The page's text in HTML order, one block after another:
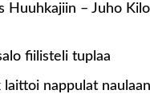
Huuhkajiin – Juho
fiilisteli tuplaa
laittoi nappulat naulaan